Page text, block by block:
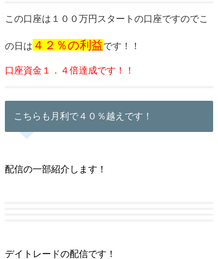
この口座は１００万円スタートの口座ですのでこ
の日は ４２％の利益です！！
口座資金１．４倍達成です！！
こちらも月利で４０％越えです！
配信の一部紹介します！
デイトレードの配信です！